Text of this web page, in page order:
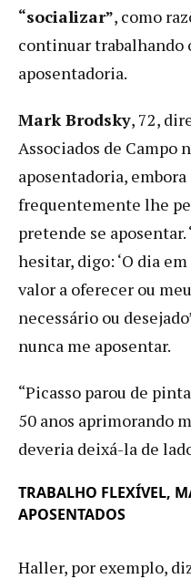
“socializar”, como
continuar trabalhando
aposentadoria.
Mark Brodsky, 72,
Associados de Campo
aposentadoria, embora
frequentemente lhe
pretende se
hesitar, digo: ‘O dia
valor a oferecer ou meu
necessário ou
nunca me aposentar.
“Picasso parou de
50 anos aprimorando
deveria deixá-la de
TRABALHO FLEXÍVEL,
APOSENTADOS
Haller, por exemplo,